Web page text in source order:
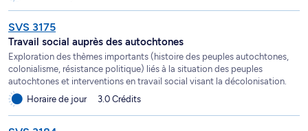
SVS 3175
Travail social auprès des autochtones
Exploration des thèmes importants (histoire des peuples autochtones,
colonialisme, résistance politique) liés à la situation des peuples
autochtones et interventions en travail social visant la décolonisation.
Horaire de jour
3.0 Crédits